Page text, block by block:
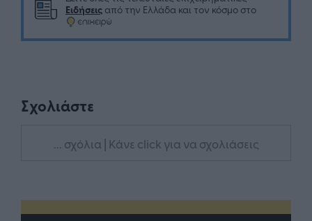
Ειδήσεις από την Ελλάδα και τον κόσμο στο
Σχολιάστε
... σχόλια | Κάνε click για να σχολιάσεις